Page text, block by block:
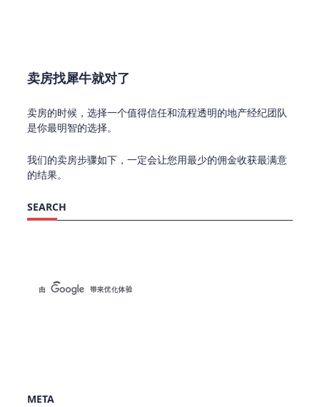
卖房找犀牛就对了
卖房的时候，选择一个值得信任和流程透明的地产经纪团队
是你最明智的选择。
我们的卖房步骤如下，一定会让您用最少的佣金收获最满意
的结果。
SEARCH
META